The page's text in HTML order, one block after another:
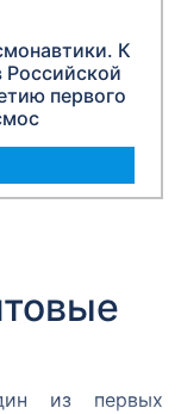
К
первого
из первых